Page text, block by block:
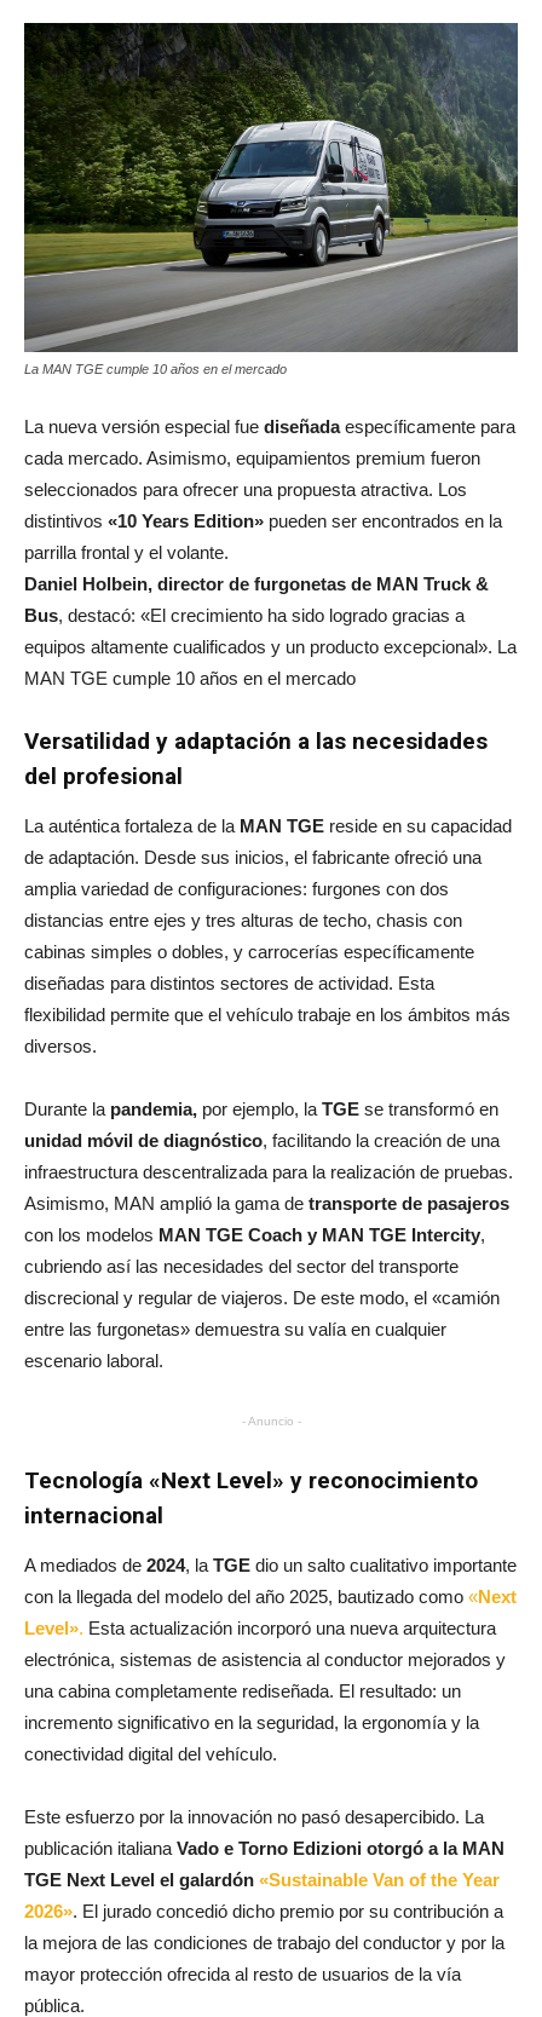
La MAN TGE cumple 10 años en el mercado
La nueva versión especial fue diseñadaespecíficamente para
cada mercado. Asimismo, equipamientos premium fueron
seleccionados para ofrecer una propuesta atractiva. Los
distintivos «10 Years Edition» pueden ser encontrados en la
parrilla frontal y el volante.
Daniel Holbein, director de furgonetas de MAN Truck &
Bus, destacó: «El crecimiento ha sido logrado gracias a
equipos altamente cualificados y un producto excepcional». La
MAN TGE cumple 10 años en el mercado
Versatilidad y adaptación a las necesidades
del profesional
La auténtica fortaleza de laMAN TGE reside en su capacidad
de adaptación. Desde sus inicios, el fabricante ofreció una
amplia variedad de configuraciones: furgones con dos
distancias entre ejes y tres alturas de techo, chasis con
cabinas simples o dobles, y carrocerías específicamente
diseñadas para distintos sectores de actividad. Esta
flexibilidad permite que el vehículo trabaje en los ámbitos más
diversos.
Durante la pandemia, por ejemplo, laTGE se transformó en
unidad móvil de diagnóstico, facilitando la creación de una
infraestructura descentralizada para la realización de pruebas.
Asimismo, MAN amplió la gama de transporte de pasajeros
con los modelos MAN TGE Coach y MAN TGE Intercity,
cubriendo así las necesidades del sector del transporte
discrecional y regular de viajeros. De este modo, el «camión
entre las furgonetas» demuestra su valía en cualquier
escenario laboral.
- Anuncio -
Tecnología «Next Level» y reconocimiento
internacional
A mediados de 2024, laTGE dio un salto cualitativo importante
con la llegada del modelo del año 2025, bautizado como «Next
Level». Esta actualización incorporó una nueva arquitectura
electrónica, sistemas de asistencia al conductor mejorados y
una cabina completamente rediseñada. El resultado: un
incremento significativo en la seguridad, la ergonomía y la
conectividad digital del vehículo.
Este esfuerzo por la innovación no pasó desapercibido. La
publicación italianaVado e Torno Edizioni otorgó a la MAN
TGE Next Level el galardón «Sustainable Van of the Year
2026». El jurado concedió dicho premio por su contribución a
la mejora de las condiciones de trabajo del conductor y por la
mayor protección ofrecida al resto de usuarios de la vía
pública.